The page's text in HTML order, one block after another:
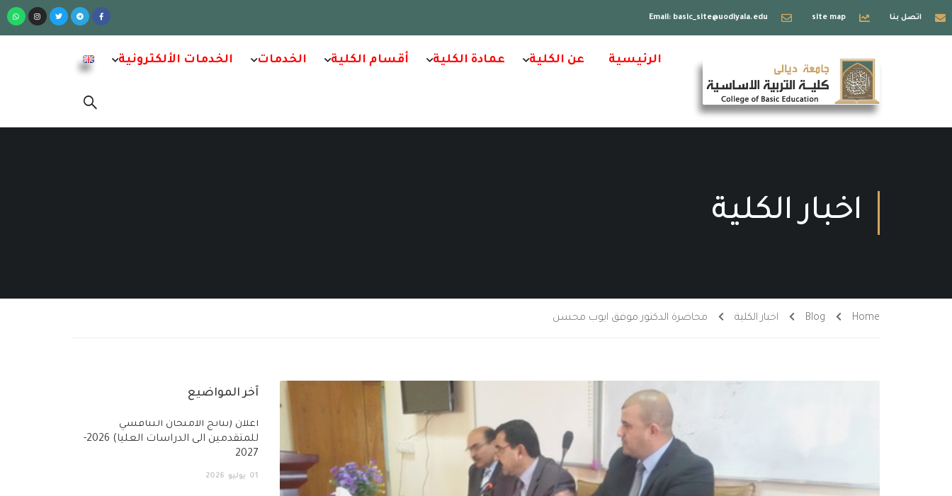
اتصل بنا site map
Email: basic_site@uodiyala.edu
الرئيسية عن الكلية عمادة الكلية أقسام الكلية الخدمات الخدمات الألكترونية
اخبار الكلية
Home
Blog اخبار الكلية محاضرة الدكتور موفق ايوب محسن
آخر المواضيع
أعلان (نتائج الامتحان التنافسي
للمتقدمين الى الدراسات العليا) 2026-
2027
01 يوليو 2026